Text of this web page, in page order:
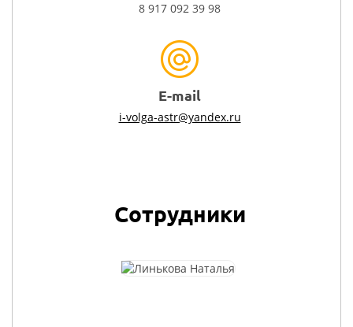
8 917 092 39 98
E-mail
i-volga-astr@yandex.ru
Сотрудники